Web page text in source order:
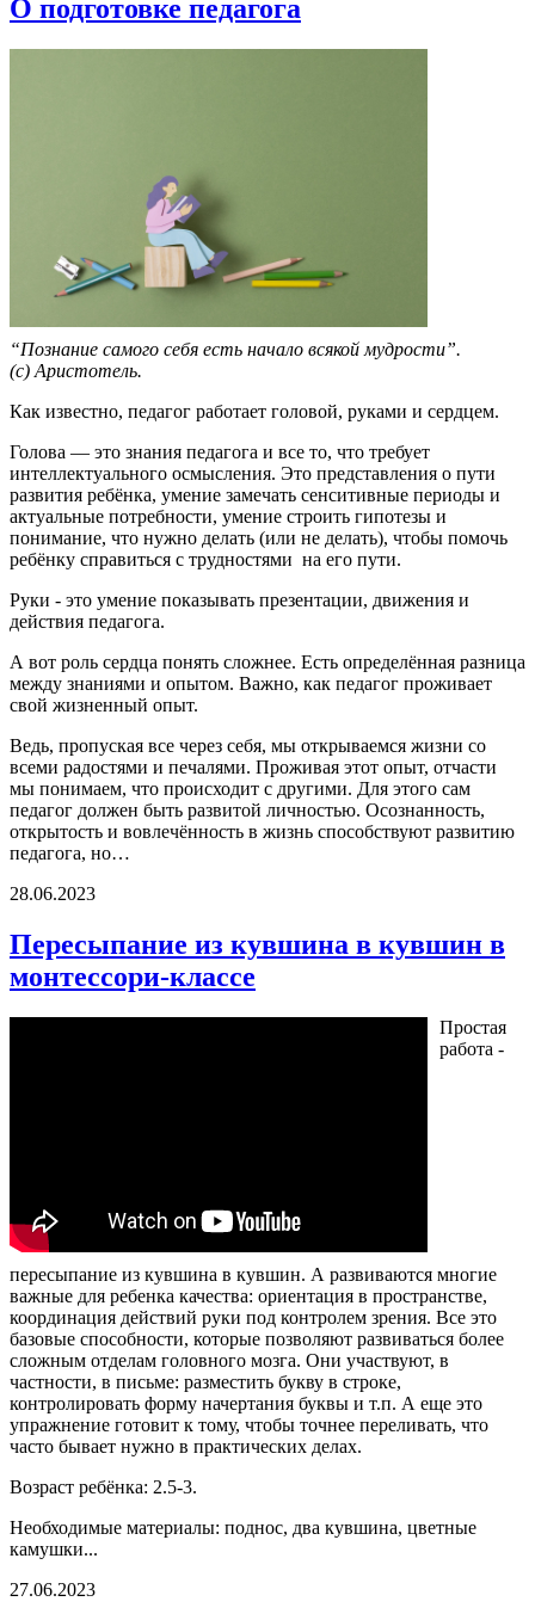
О подготовке педагога
“Познание самого себя есть начало всякой мудрости”.
(с) Аристотель.
Как известно, педагог работает головой, руками и сердцем.
Голова — это знания педагога и все то, что требует
интеллектуального осмысления. Это представления о пути
развития ребёнка, умение замечать сенситивные периоды и
актуальные потребности, умение строить гипотезы и
понимание, что нужно делать (или не делать), чтобы помочь
ребёнку справиться с трудностями на его пути.
Руки - это умение показывать презентации, движения и
действия педагога.
А вот роль сердца понять сложнее. Есть определённая разница
между знаниями и опытом. Важно, как педагог проживает
свой жизненный опыт.
Ведь, пропуская все через себя, мы открываемся жизни со
всеми радостями и печалями. Проживая этот опыт, отчасти
мы понимаем, что происходит с другими. Для этого сам
педагог должен быть развитой личностью. Осознанность,
открытость и вовлечённость в жизнь способствуют развитию
педагога, но…
28.06.2023
Пересыпание из кувшина в кувшин в
монтессори-классе
Простая
работа -
пересыпание из кувшина в кувшин. А развиваются многие
важные для ребенка качества: ориентация в пространстве,
координация действий руки под контролем зрения. Все это
базовые способности, которые позволяют развиваться более
сложным отделам головного мозга. Они участвуют, в
частности, в письме: разместить букву в строке,
контролировать форму начертания буквы и т.п. А еще это
упражнение готовит к тому, чтобы точнее переливать, что
часто бывает нужно в практических делах.
Возраст ребёнка: 2.5-3.
Необходимые материалы: поднос, два кувшина, цветные
камушки...
27.06.2023